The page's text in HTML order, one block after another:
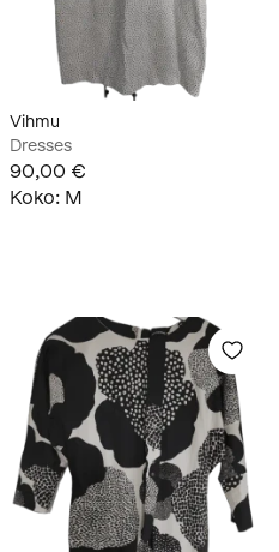
Vihmu
Dresses
90,00 €
Koko: M